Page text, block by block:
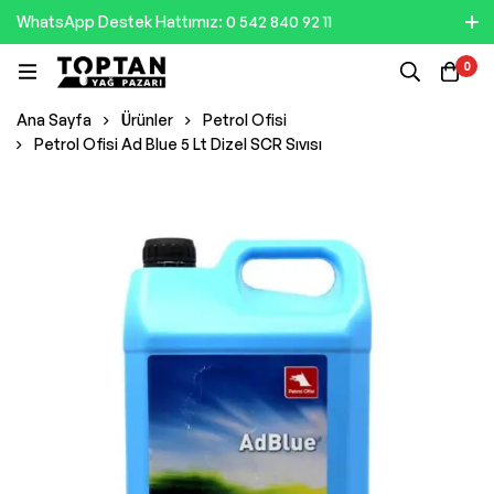
WhatsApp Destek Hattımız: 0 542 840 92 11
0
Ana Sayfa Ürünler
Petrol Ofisi
Petrol Ofisi Ad Blue 5 Lt Dizel SCR Sıvısı